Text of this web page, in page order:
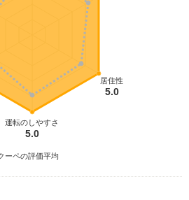
居住性
5.0
運転のしやすさ
5.0
ーペの評価平均